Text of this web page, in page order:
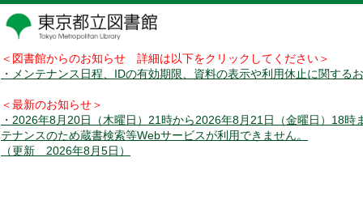
＜図書館からのお知らせ 詳細は以下をクリックしてください＞
・メンテナンス日程、IDの有効期限、資料の表示や利用休止に関する
＜最新のお知らせ＞
・2026年8月20日（木曜日）21時から2026年8月21日（金曜日）18時
テナンスのため蔵書検索等Webサービスが利用できません。
（更新 2026年8月5日）